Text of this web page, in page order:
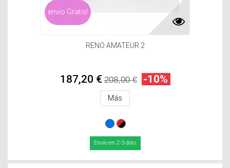
envio Gratis!
RENO AMATEUR 2
187,20 € 208,00 € -10%
Más
Envío en 2-3 días